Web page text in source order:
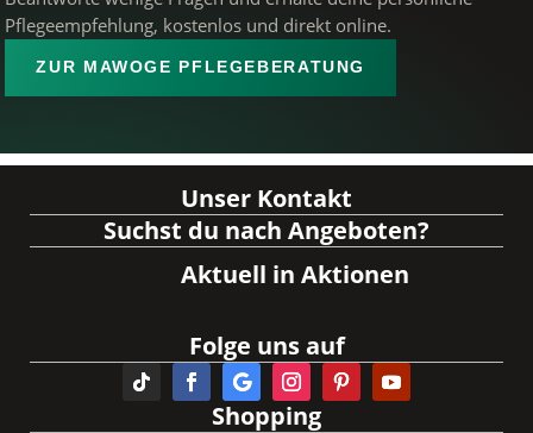
Pflegeempfehlung, kostenlos und direkt online.
ZUR MAWOGE PFLEGEBERATUNG
Unser Kontakt
Suchst du nach Angeboten?
Aktuell in Aktionen
Folge uns auf
Shopping